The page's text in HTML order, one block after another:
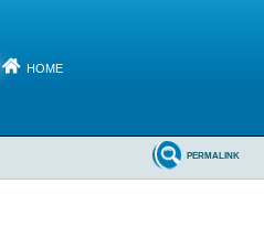
HOME
PERMALINK